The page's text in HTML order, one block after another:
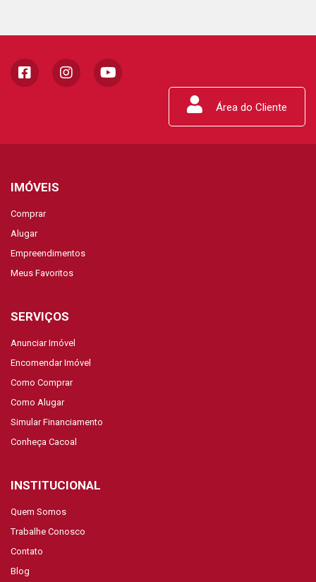
Área do Cliente
IMÓVEIS
Comprar
Alugar
Empreendimentos
Meus Favoritos
SERVIÇOS
Anunciar Imóvel
Encomendar Imóvel
Como Comprar
Como Alugar
Simular Financiamento
Conheça Cacoal
INSTITUCIONAL
Quem Somos
Trabalhe Conosco
Contato
Blog